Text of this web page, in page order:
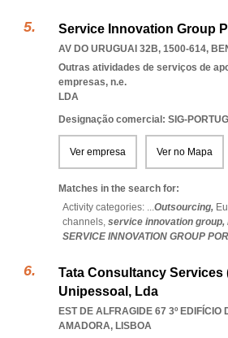
Service Innovation Group
AV DO URUGUAI 32B, 1500-614,
Outras atividades de serviços de
empresas, n.e.
LDA
Designação comercial: SIG-
Ver empresa Ver no Mapa
Matches in the search for:
Activity categories: ...Outsourcing,
channels, service innovation group,
SERVICE INNOVATION GROUP
Tata Consultancy Services
Unipessoal, Lda
EST DE ALFRAGIDE 67 3º EDIFÍCIO
AMADORA, LISBOA